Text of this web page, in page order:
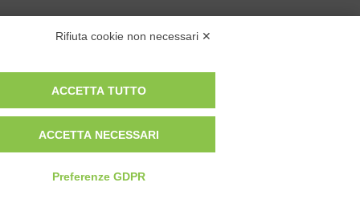
Privacy Policy
Cookie Policy
Modifica preferenze cookie
Rifiuta cookie non necessari ✕
ACCETTA TUTTO
ACCETTA NECESSARI
Preferenze GDPR